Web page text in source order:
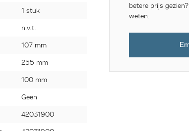
1 stuk
n.v.t.
107 mm
255 mm
100 mm
Geen
42031900
betere prijs
weten.